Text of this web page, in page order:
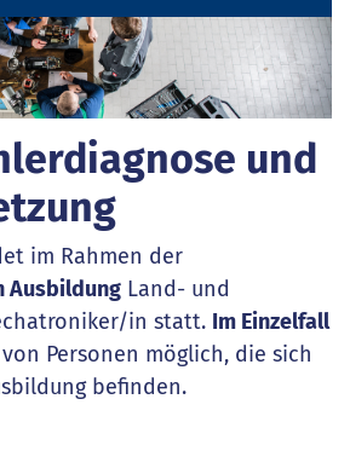
und
im Rahmen der
Ausbildung Land- und
in statt. Im Einzelfall
Personen möglich, die sich
befinden.